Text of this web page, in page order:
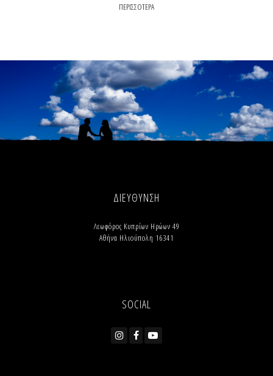
ΠΕΡΙΣΣΟΤΕΡΑ
ΔΙΕΥΘΥΝΣΗ
Λεωφόρος Κυπρίων Ηρώων 49
Αθήνα Ηλιούπολη 16341
SOCIAL